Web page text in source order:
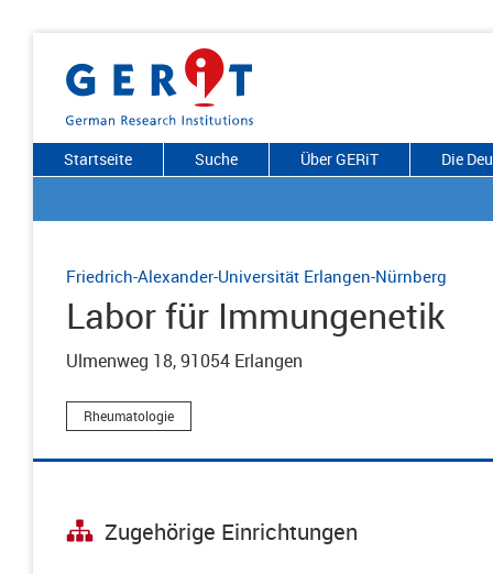
Startseite Suche Über GERiT Die
Friedrich-Alexander-Universität Erlangen-Nürnberg
Labor für Immungenetik
Ulmenweg 18, 91054 Erlangen
Rheumatologie
Zugehörige Einrichtungen